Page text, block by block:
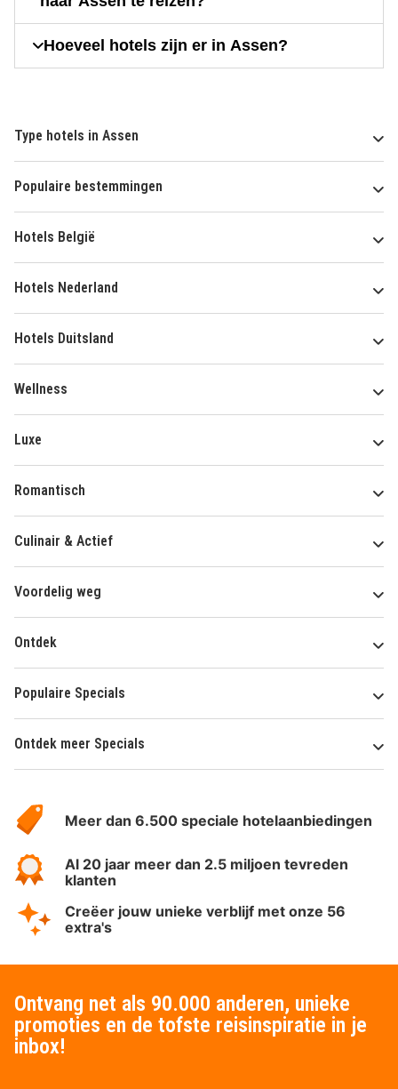
Hoeveel hotels zijn er in Assen?
Type hotels in Assen
Populaire bestemmingen
Hotels België
Hotels Nederland
Hotels Duitsland
Wellness
Luxe
Romantisch
Culinair & Actief
Voordelig weg
Ontdek
Populaire Specials
Ontdek meer Specials
HotelSpecials
Meer dan 6.500 speciale hotelaanbiedingen
Al 20 jaar meer dan 2.5 miljoen tevreden
klanten
Creëer jouw unieke verblijf met onze 56
extra's
Ontvang net als 90.000 anderen, unieke
promoties en de tofste reisinspiratie in je
inbox!